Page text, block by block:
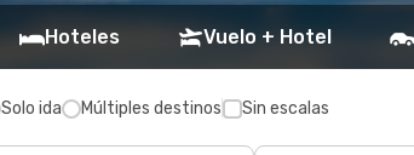
Hoteles Vuelo + Hotel
Solo ida Múltiples destinos Sin escalas